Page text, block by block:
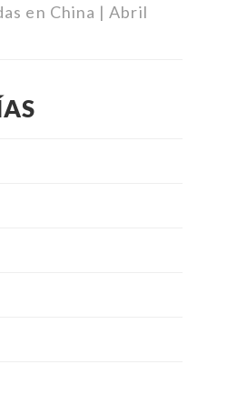
en China | Abril